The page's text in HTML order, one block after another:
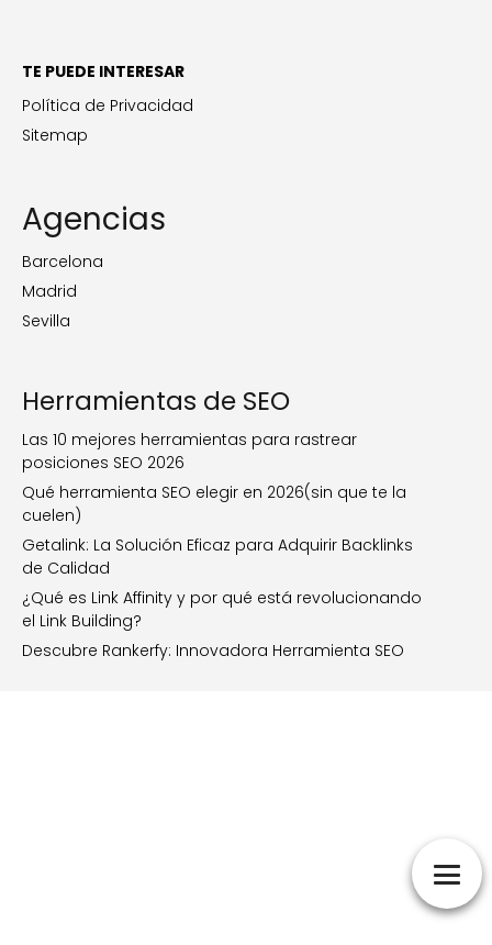
TE PUEDE INTERESAR
Política de Privacidad
Sitemap
Agencias
Barcelona
Madrid
Sevilla
Herramientas de SEO
Las 10 mejores herramientas para rastrear
posiciones SEO 2026
Qué herramienta SEO elegir en 2026(sin que te la
cuelen)
Getalink: La Solución Eficaz para Adquirir Backlinks
de Calidad
¿Qué es Link Affinity y por qué está revolucionando
el Link Building?
Descubre Rankerfy: Innovadora Herramienta SEO